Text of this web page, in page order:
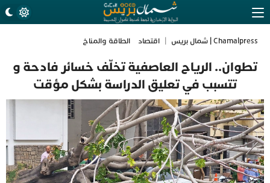
Chamalpress | شمال بريس اقتصاد الطاقة والمناخ
تطوان.. الرياح العاصفية تخلّف خسائر فادحة و
تتسبب في تعليق الدراسة بشكل مؤقت